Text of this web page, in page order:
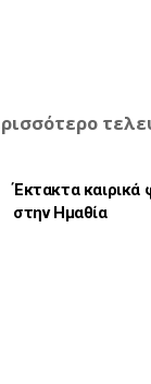
Έκτακτα καιρικά
στην Ημαθία